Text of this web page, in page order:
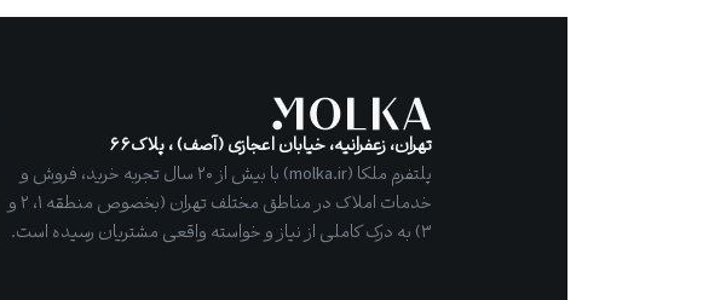
تهران، زعفرانیه، خیابان اعجازی (آصف) ، پلاک۶۶
پلتفرم ملکا (molka.ir) با بیش از ۲۰ سال تجربه خرید، فروش و
خدمات املاک در مناطق مختلف تهران (بخصوص منطقه ۱، ۲ و
۳) به درک کاملی از نیاز و خواسته واقعی مشتریان رسیده است.